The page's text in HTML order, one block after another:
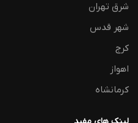
شرق تهران
شهر قدس
کرج
اهواز
کرمانشاه